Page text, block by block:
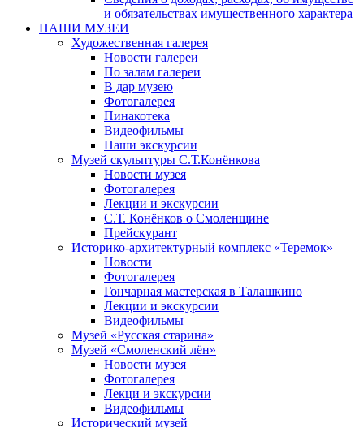
и обязательствах имущественного характера
НАШИ МУЗЕИ
Художественная галерея
Новости галереи
По залам галереи
В дар музею
Фотогалерея
Пинакотека
Видеофильмы
Наши экскурсии
Музей скульптуры С.Т.Конёнкова
Новости музея
Фотогалерея
Лекции и экскурсии
С.Т. Конёнков о Смоленщине
Прейскурант
Историко-архитектурный комплекс «Теремок»
Новости
Фотогалерея
Гончарная мастерская в Талашкино
Лекции и экскурсии
Видеофильмы
Музей «Русская старина»
Музей «Смоленский лён»
Новости музея
Фотогалерея
Лекци и экскурсии
Видеофильмы
Исторический музей